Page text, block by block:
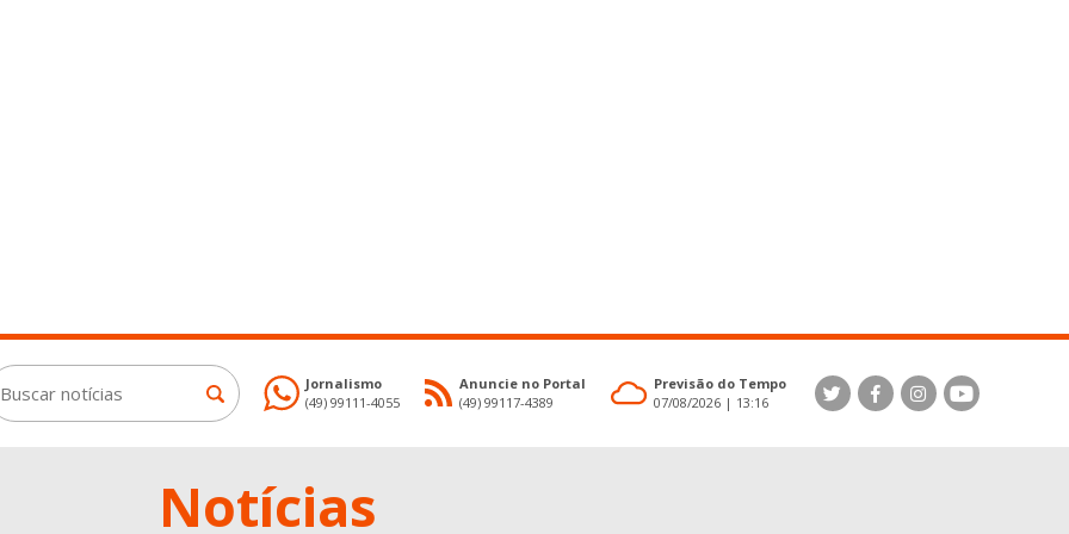
Jornalismo
(49) 99111-4055
Anuncie no Portal
(49) 99117-4389
Previsão do Tempo
07/08/2026 | 13:16
Notícias